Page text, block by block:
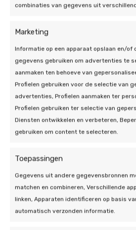
combinaties van gegevens uit
Marketing
Informatie op een apparaat opslaan en/of
gegevens gebruiken om advertenties te
aanmaken ten behoeve van
Profielen gebruiken voor de selectie van
advertenties, Profielen aanmaken ter
Profielen gebruiken ter selectie van
Diensten ontwikkelen en verbeteren,
gebruiken om content te selecteren.
Toepassingen
Gegevens uit andere gegevensbronnen
matchen en combineren, Verschillende
linken, Apparaten identificeren op basis
automatisch verzonden informatie.
aangesloten bij
Energieen werken we met een
storingsmonitoring. Kortom, we
met een all-in service. We
volledige ontzorging van a tot z.
zonnepanelen installateur in
missie om uit te blinken in de
rondom
onze zonnepanelen en extra
klanten te voorzien van
onze klanten als medewerkers
creëren. Met passie en plezier
dat is tenslotte waar wij goed in
meer weten over zonnepanelen